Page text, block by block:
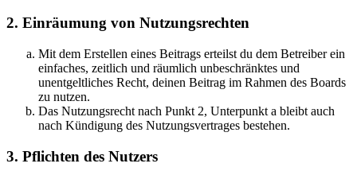
2. Einräumung von Nutzungsrechten
Mit dem Erstellen eines Beitrags erteilst du dem Betreiber ein
einfaches, zeitlich und räumlich unbeschränktes und
unentgeltliches Recht, deinen Beitrag im Rahmen des Boards
zu nutzen.
Das Nutzungsrecht nach Punkt 2, Unterpunkt a bleibt auch
nach Kündigung des Nutzungsvertrages bestehen.
3. Pflichten des Nutzers